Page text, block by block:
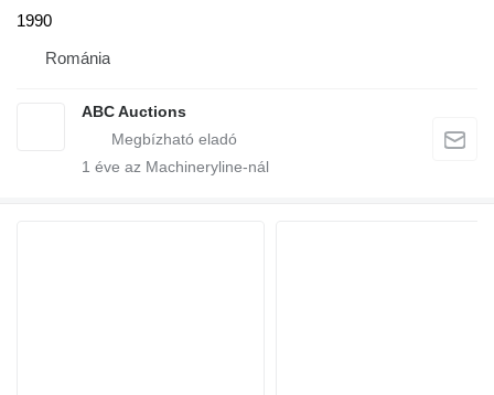
1990
Románia
ABC Auctions
1 éve az Machineryline-nál